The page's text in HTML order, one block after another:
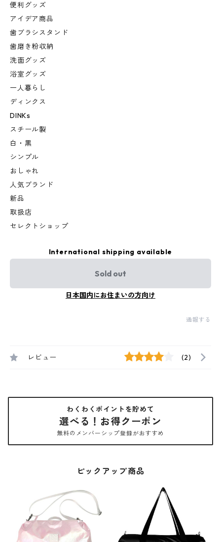
便利グッズ
アイデア商品
歯ブラシスタンド
歯磨き粉収納
洗面グッズ
浴室グッズ
一人暮らし
ディンクス
DINKs
スチール製
白・黒
シンプル
おしゃれ
人気ブランド
新品
取扱店
セレクトショップ
International shipping available
Sold out
日本国内にお住まいの方向け
通報する
レビュー (2)
わくわくポイントを貯めて
選べる！お得クーポン
無料のメンバーシップ登録がおすすめ
ピックアップ商品